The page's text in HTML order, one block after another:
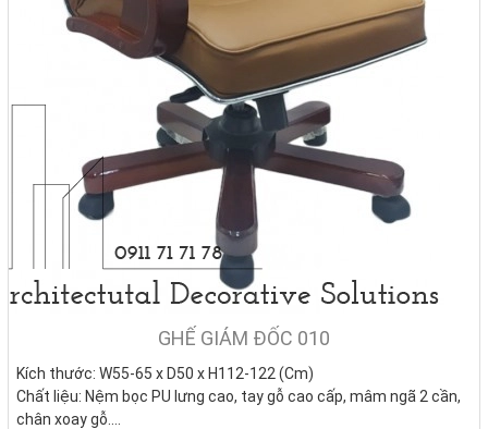
GHẾ GIÁM ĐỐC 010
Kích thước: W55-65 x D50 x H112-122 (Cm)
Chất liệu: Nệm bọc PU lưng cao, tay gỗ cao cấp, mâm ngã 2 cần,
chân xoay gỗ.